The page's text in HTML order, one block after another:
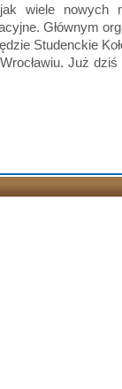
wiele nowych
Głównym
Studenckie
Już